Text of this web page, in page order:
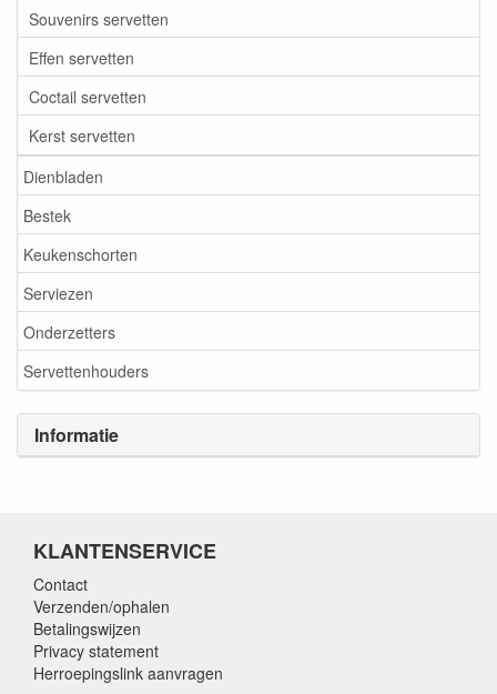
Souvenirs servetten
Effen servetten
Coctail servetten
Kerst servetten
Dienbladen
Bestek
Keukenschorten
Serviezen
Onderzetters
Servettenhouders
Informatie
KLANTENSERVICE
Contact
Verzenden/ophalen
Betalingswijzen
Privacy statement
Herroepingslink aanvragen